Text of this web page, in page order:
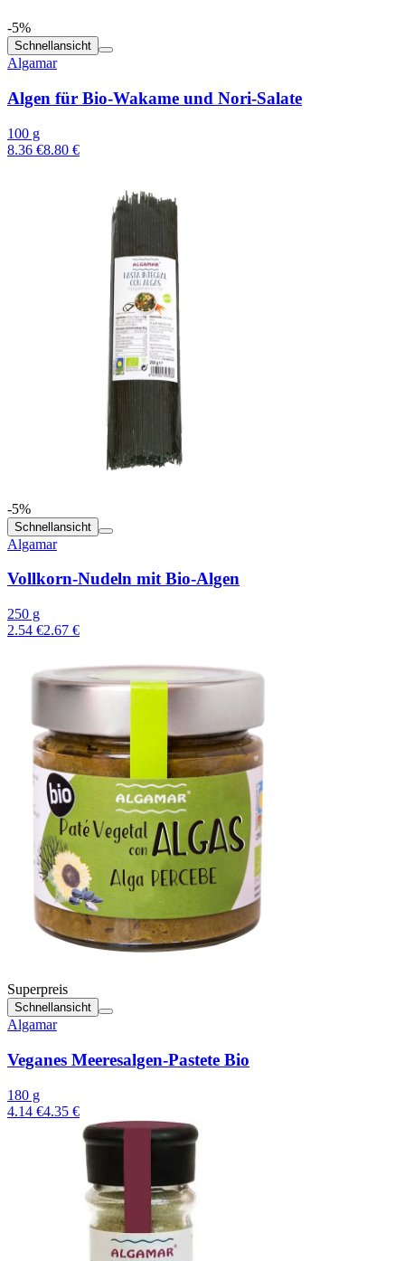
-5%
Schnellansicht
Algamar
Algen für Bio-Wakame und Nori-Salate
100 g
8.36 €8.80 €
-5%
Schnellansicht
Algamar
Vollkorn-Nudeln mit Bio-Algen
250 g
2.54 €2.67 €
Superpreis
Schnellansicht
Algamar
Veganes Meeresalgen-Pastete Bio
180 g
4.14 €4.35 €